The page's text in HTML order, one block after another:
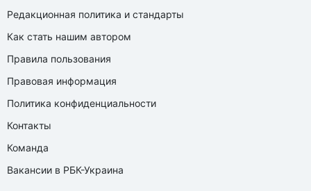
Редакционная политика и стандарты
Как стать нашим автором
Правила пользования
Правовая информация
Политика конфиденциальности
Контакты
Команда
Вакансии в РБК-Украина